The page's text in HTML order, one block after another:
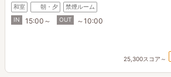
和室 朝・夕
禁煙ルーム
IN
15:00～ OUT ～10:00
25,300スコア～